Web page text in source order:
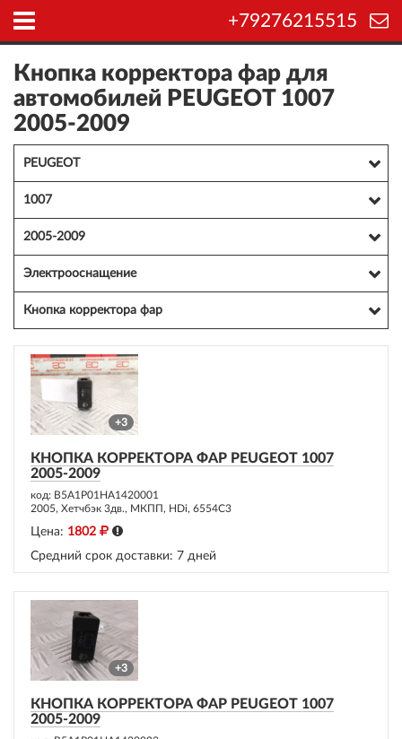
+79276215515
Кнопка корректора фар для
автомобилей PEUGEOT 1007
2005-2009
PEUGEOT
1007
2005-2009
Электрооснащение
Кнопка корректора фар
+3
КНОПКА КОРРЕКТОРА ФАР PEUGEOT 1007
2005-2009
код: B5A1P01HA1420001
2005, Хетчбэк 3дв., МКПП, HDi, 6554C3
Цена: 1802
Средний срок доставки: 7 дней
+3
КНОПКА КОРРЕКТОРА ФАР PEUGEOT 1007
2005-2009